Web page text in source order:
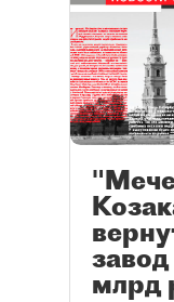
млрд